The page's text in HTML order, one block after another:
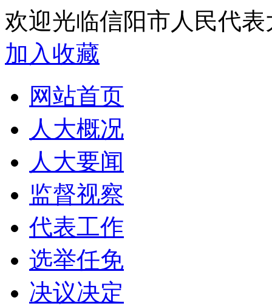
欢迎光临信阳市人民代
加入收藏
网站首页
人大概况
人大要闻
监督视察
代表工作
选举任免
决议决定